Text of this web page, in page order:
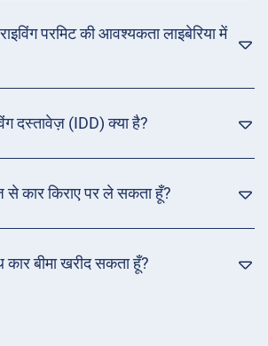
परमिट की आवश्यकता लाइबेरिया में
दस्तावेज़ (IDD) क्या है?
से कार किराए पर ले सकता हूँ?
बीमा खरीद सकता हूँ?